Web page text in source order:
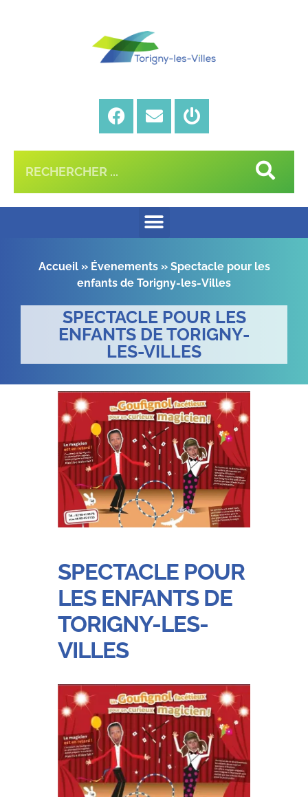
Accueil» Évenements» Spectacle pour les
enfants de Torigny-les-Villes
SPECTACLE POUR LES
ENFANTS DE TORIGNY-
LES-VILLES
SPECTACLE POUR
LES ENFANTS DE
TORIGNY-LES-
VILLES